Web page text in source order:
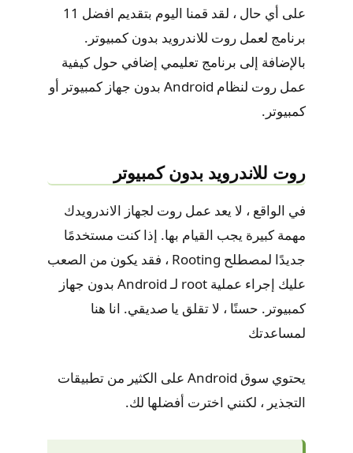
على أي حال ، لقد قمنا اليوم بتقديم افضل 11
برنامج لعمل روت للاندرويد بدون كمبيوتر.
بالإضافة إلى برنامج تعليمي إضافي حول كيفية
عمل روت لنظام Android بدون جهاز كمبيوتر أو
كمبيوتر.
روت للاندرويد بدون كمبيوتر
في الواقع ، لا يعد عمل روت لجهاز الاندرويدك
مهمة كبيرة يجب القيام بها. إذا كنت مستخدمًا
جديدًا لمصطلح Rooting ، فقد يكون من الصعب
عليك إجراء عملية root لـ Android بدون جهاز
كمبيوتر. حسنًا ، لا تقلق يا صديقي. انا هنا
لمساعدتك
يحتوي سوق Android على الكثير من تطبيقات
التجذير ، لكنني اخترت أفضلها لك.